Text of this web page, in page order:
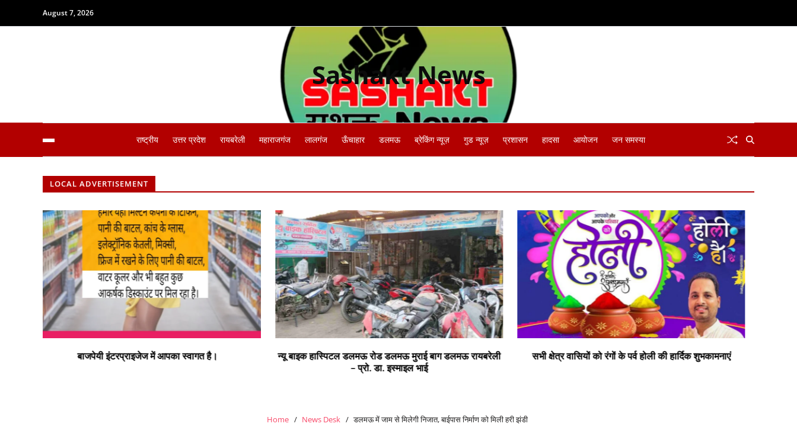
August 7, 2026
Sashakt News
राष्ट्रीय उत्तर प्रदेश रायबरेली महाराजगंज लालगंज ऊँचाहार डलमऊ ब्रेकिंग न्यूज़ गुड न्यूज़ प्रशासन हादसा आयोजन जन समस्या
LOCAL ADVERTISEMENT
न्यू बाइक हास्पिटल डलमऊ रोड डलमऊ मुराई बाग डलमऊ रायबरेली
सभी क्षेत्र वासियों को रंगों के पर्व होली की हार्दिक शुभकामनाएं दीपक सोनी प्रत्याशी जिलापंचायत सदस्य डलमऊ प्रथम
Home News Desk डलमऊ में जाम से मिलेगी निजात, बाईपास निर्माण को मिली हरी झंडी